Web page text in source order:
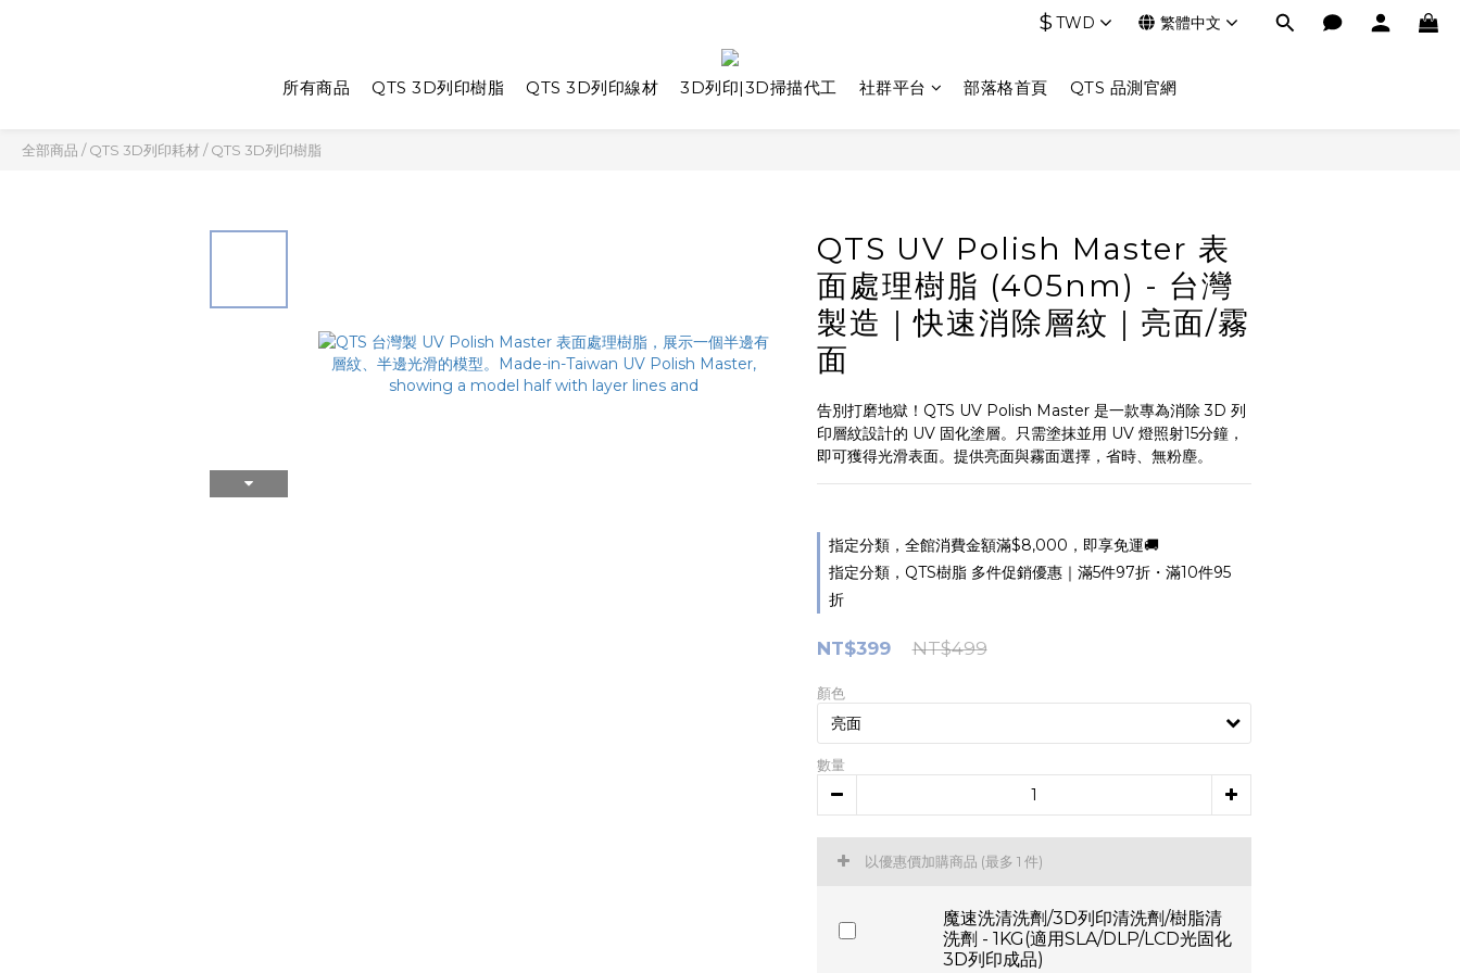
$ TWD 繁體中文
所有商品 QTS 3D列印樹脂 QTS 3D列印線材 3D列印|3D掃描代工 社群平台 部落格首頁 QTS 品測官網
全部商品 /QTS 3D列印耗材/QTS 3D列印樹脂
QTS UV Polish Master 表
面處理樹脂 (405nm) - 台灣
製造｜快速消除層紋｜亮面/霧
面
告別打磨地獄！QTS UV Polish Master 是一款專為消除 3D 列
印層紋設計的 UV 固化塗層。只需塗抹並用 UV 燈照射15分鐘，
即可獲得光滑表面。提供亮面與霧面選擇，省時、無粉塵。
指定分類，全館消費金額滿$8,000，即享免運🚚
指定分類，QTS樹脂 多件促銷優惠｜滿5件97折・滿10件95
折
NT$499
NT$399
顏色
數量
以優惠價加購商品 (最多 1 件)
魔速洗清洗劑/3D列印清洗劑/樹脂清
洗劑 - 1KG(適用SLA/DLP/LCD光固化
3D列印成品)